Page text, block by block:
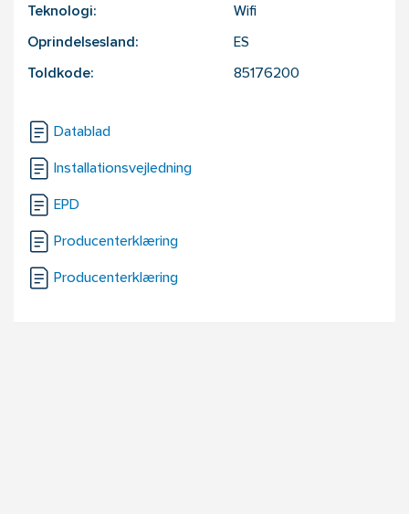
Teknologi: Wifi
Oprindelsesland: ES
Toldkode: 85176200
Datablad
Installationsvejledning
EPD
Producenterklæring
Producenterklæring